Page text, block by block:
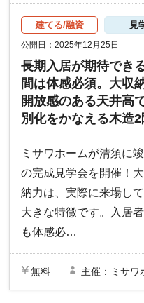
建てる/融資 見
公開日：2025年12月25日
長期入居が期待でき
間は体感必須。大収
開放感のある天井高
別化をかなえる木造
ミサワホームが清須に
の完成見学会を開催！
納力は、実際に来場し
大きな特徴です。入居
も体感必…
無料 主催：ミサワ